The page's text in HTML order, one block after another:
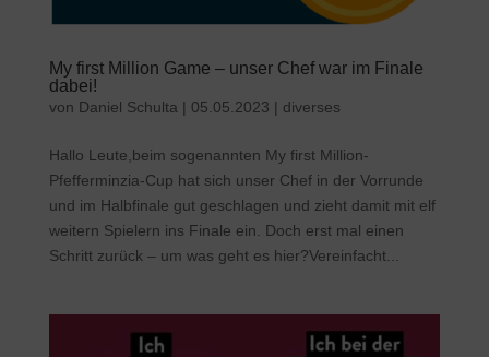
My first Million Game – unser Chef war im Finale
dabei!
von Daniel Schulta| 05.05.2023 | diverses
Hallo Leute,beim sogenannten My first Million-
Pfefferminzia-Cup hat sich unser Chef in der Vorrunde
und im Halbfinale gut geschlagen und zieht damit mit elf
weitern Spielern ins Finale ein. Doch erst mal einen
Schritt zurück – um was geht es hier?Vereinfacht...